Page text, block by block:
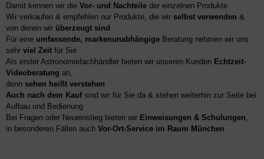
Damit kennen wir die Vor- und Nachteile der einzelnen Produkte
Wir verkaufen & empfehlen nur Produkte, die wir selbst verwenden &
von denen wir überzeugt sind
Für eine umfassende, markenunabhängige Beratung nehmen wir uns
sehr viel Zeit für Sie
Als erster Astronomiefachhändler bieten wir unseren Kunden Echtzeit-
Videoberatung an,
denn sehen heißt verstehen
Auch nach dem Kaufsind wir für Sie da & stehen weiterhin zur Seite bei
Aufbau und Bedienung
Bei Fragen oder Neueinstieg bieten wir Einweisungen & Schulungen
in besonderen Fällen auch Vor-Ort-Service im Raum München